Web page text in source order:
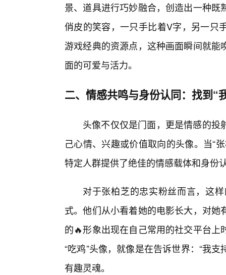
景、道具进行巧妙融合，创造出一种
俏皮的笑容，一只手比着V字，另一只
游戏经典的资源点，这种画面瞬间就
面的可爱与活力。
二、情感共鸣与身份认同：找到“
头像不仅仅是门面，更是情感的
己心情、兴趣或价值取向的头像。当“
特定人群提供了绝佳的情感载体和身份
对于张柏芝的忠实粉丝而言，这
式。他们从小看着她的电影长大，对
的🔥形象出现在自己常用的社交平台
“吃鸡”头像，就像是在告诉世界：“我
有趣灵魂。